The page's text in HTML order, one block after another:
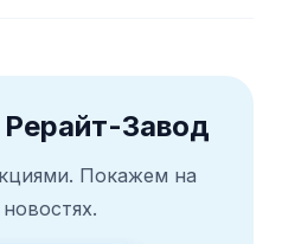
Завод
Покажем на